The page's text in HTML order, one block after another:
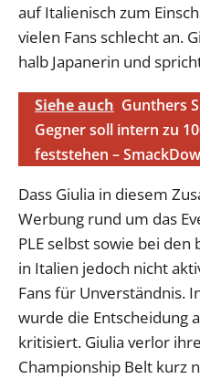
auf Italienisch zum
vielen Fans schlecht an.
halb Japanerin und
Siehe auch Gunthers
Gegner soll intern zu
feststehen –
Dass Giulia in diesem
Werbung rund um das
PLE selbst sowie bei
in Italien jedoch nicht
Fans für Unverständnis.
wurde die Entscheidung
kritisiert. Giulia verlor
Championship Belt kurz